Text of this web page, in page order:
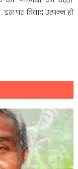
पर विवाद उत्पन्न हो